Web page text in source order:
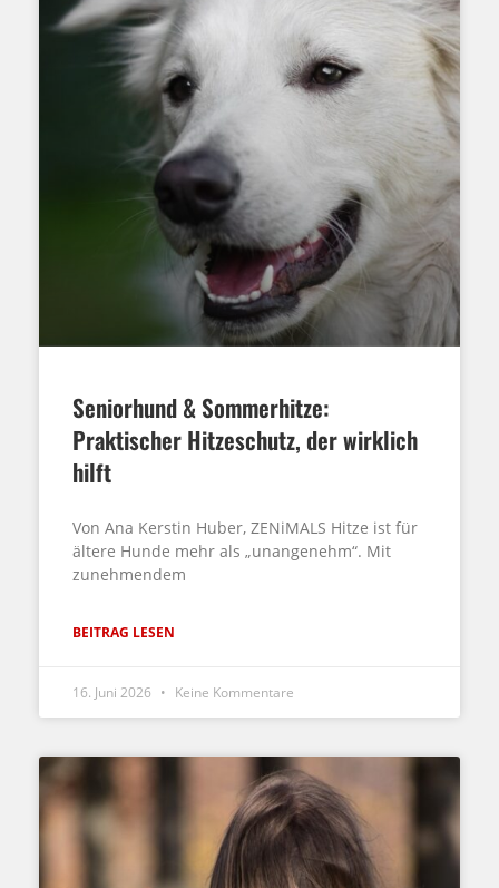
Seniorhund & Sommerhitze:
Praktischer Hitzeschutz, der wirklich
hilft
Von Ana Kerstin Huber, ZENiMALS Hitze ist für
ältere Hunde mehr als „unangenehm“. Mit
zunehmendem
BEITRAG LESEN
16. Juni 2026 Keine Kommentare